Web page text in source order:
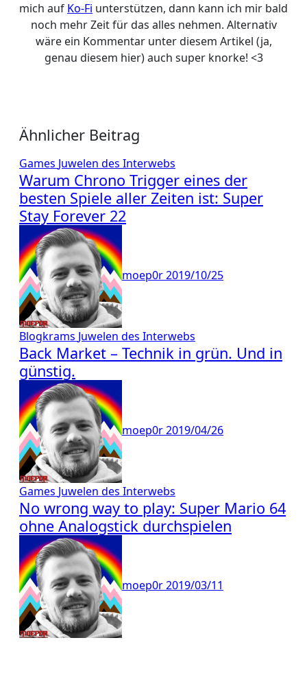
mich auf Ko-Fi unterstützen, dann kann ich mir bald
noch mehr Zeit für das alles nehmen. Alternativ
wäre ein Kommentar unter diesem Artikel (ja,
genau diesem hier) auch super knorke! <3
Ähnlicher Beitrag
Games Juwelen des Interwebs
Warum Chrono Trigger eines der
besten Spiele aller Zeiten ist: Super
Stay Forever 22
moep0r2019/10/25
Blogkrams Juwelen des Interwebs
Back Market – Technik in grün. Und in
günstig.
moep0r2019/04/26
Games Juwelen des Interwebs
No wrong way to play: Super Mario 64
ohne Analogstick durchspielen
moep0r2019/03/11